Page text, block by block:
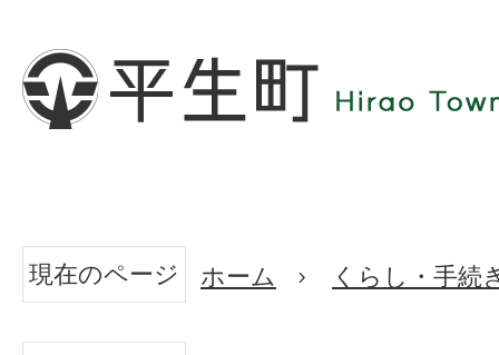
現在のページ ホーム くらし・手続